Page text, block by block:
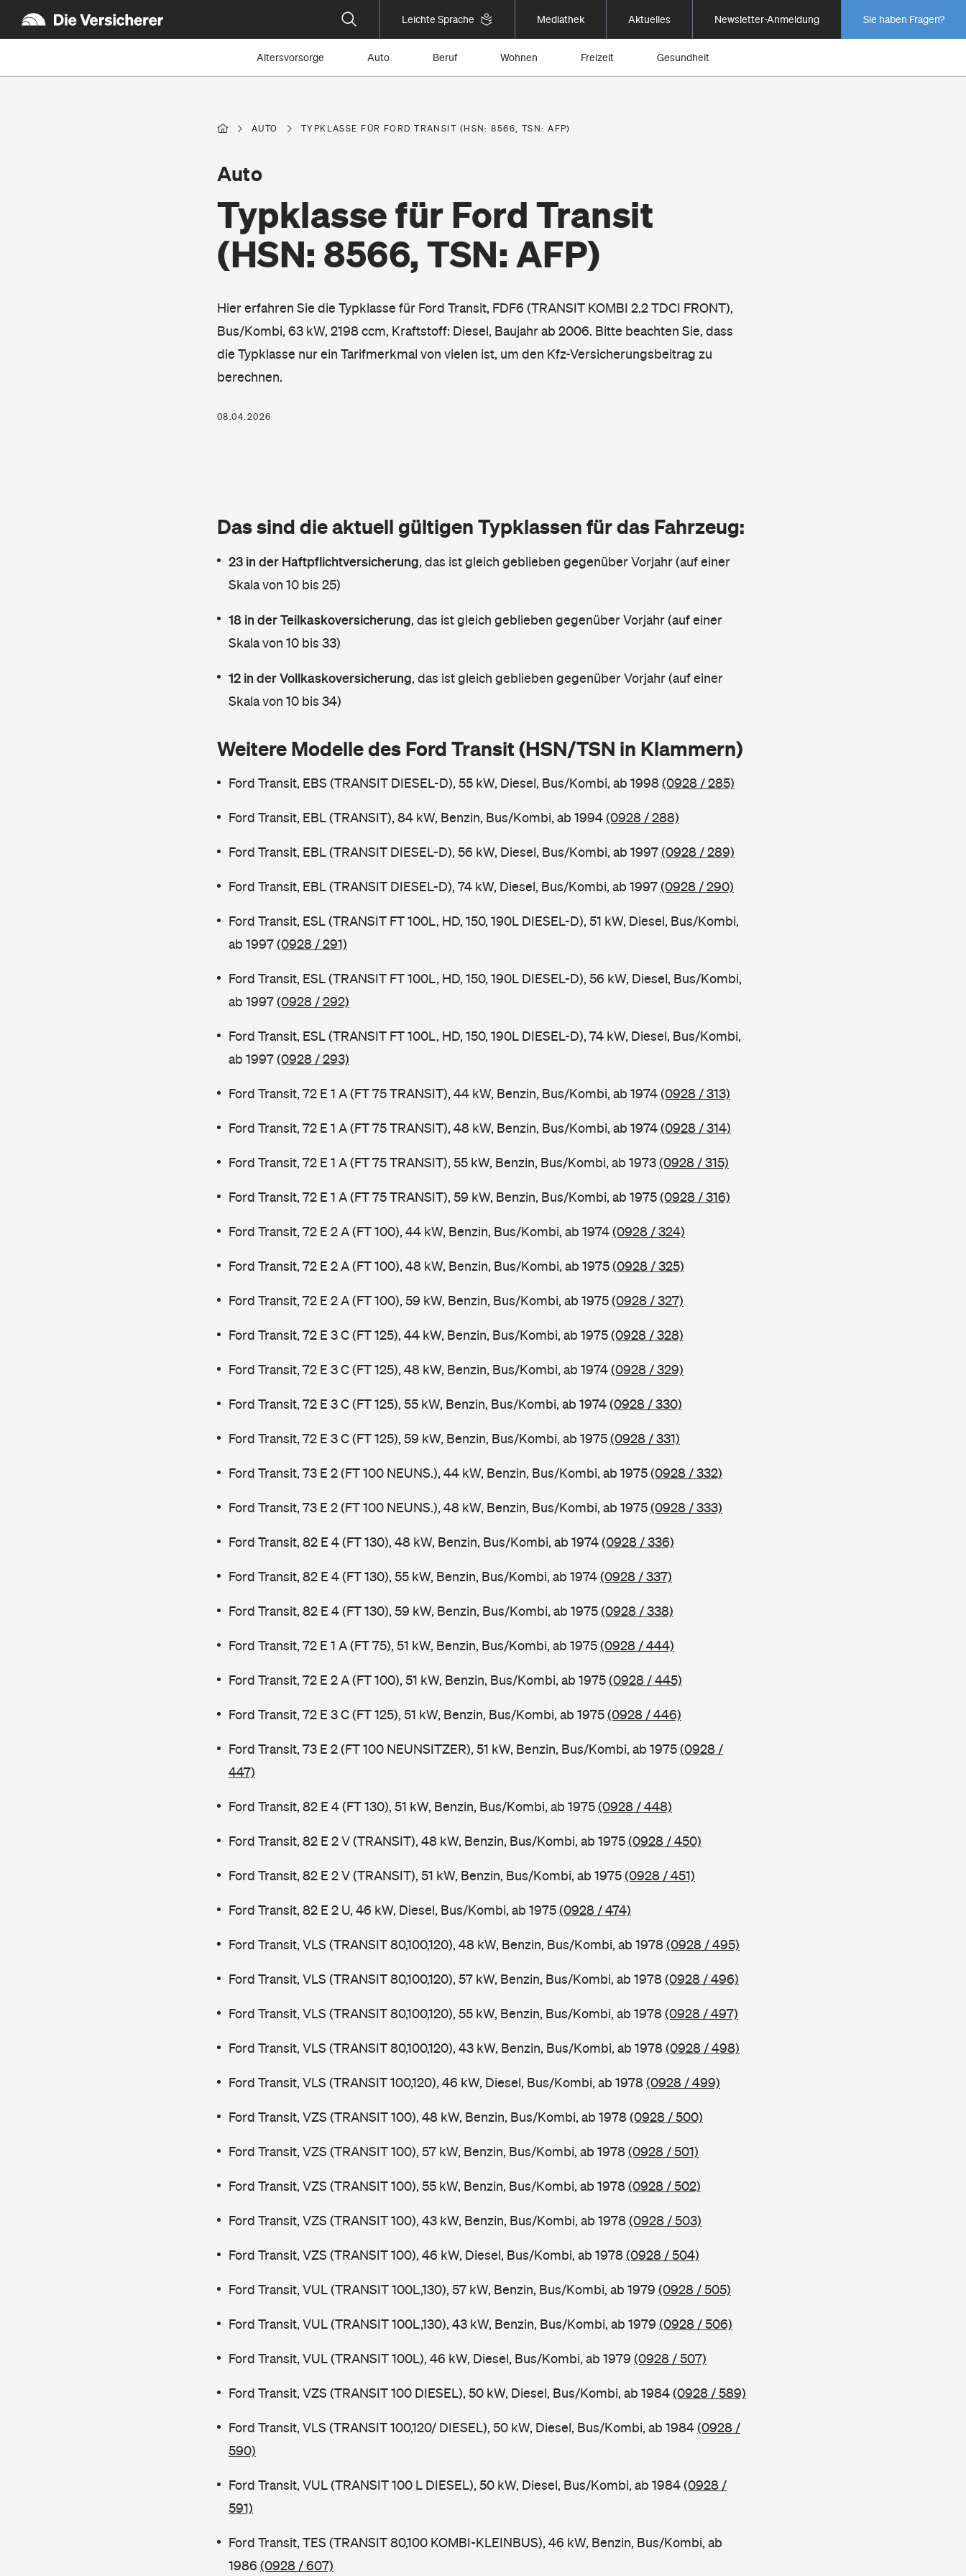
Leichte Sprache Mediathek Aktuelles Newsletter-Anmeldung Sie haben Fragen?
Altersvorsorge Auto Beruf Wohnen Freizeit Gesundheit
AUTO TYPKLASSE FÜR FORD TRANSIT (HSN: 8566, TSN: AFP)
Typklasse für Ford Transit
(HSN: 8566, TSN: AFP)
Auto
Hier erfahren Sie die Typklasse für Ford Transit, FDF6 (TRANSIT KOMBI 2.2 TDCI FRONT),
Bus/Kombi, 63 kW, 2198 ccm, Kraftstoff: Diesel, Baujahr ab 2006. Bitte beachten Sie, dass
die Typklasse nur ein Tarifmerkmal von vielen ist, um den Kfz-Versicherungsbeitrag zu
berechnen.
08.04.2026
Das sind die aktuell gültigen Typklassen für das Fahrzeug:
23 in der Haftpflichtversicherung, das ist gleich geblieben gegenüber Vorjahr (auf einer
Skala von 10 bis 25)
18 in der Teilkaskoversicherung, das ist gleich geblieben gegenüber Vorjahr (auf einer
Skala von 10 bis 33)
12 in der Vollkaskoversicherung, das ist gleich geblieben gegenüber Vorjahr (auf einer
Skala von 10 bis 34)
Weitere Modelle des Ford Transit (HSN/TSN in Klammern)
Ford Transit, EBS (TRANSIT DIESEL-D), 55 kW, Diesel, Bus/Kombi, ab 1998(0928 / 285)
Ford Transit, EBL (TRANSIT), 84 kW, Benzin, Bus/Kombi, ab 1994(0928 / 288)
Ford Transit, EBL (TRANSIT DIESEL-D), 56 kW, Diesel, Bus/Kombi, ab 1997(0928 / 289)
Ford Transit, EBL (TRANSIT DIESEL-D), 74 kW, Diesel, Bus/Kombi, ab 1997(0928 / 290)
Ford Transit, ESL (TRANSIT FT 100L, HD, 150, 190L DIESEL-D), 51 kW, Diesel, Bus/Kombi,
ab 1997(0928 / 291)
Ford Transit, ESL (TRANSIT FT 100L, HD, 150, 190L DIESEL-D), 56 kW, Diesel, Bus/Kombi,
ab 1997(0928 / 292)
Ford Transit, ESL (TRANSIT FT 100L, HD, 150, 190L DIESEL-D), 74 kW, Diesel, Bus/Kombi,
ab 1997(0928 / 293)
Ford Transit, 72 E 1 A (FT 75 TRANSIT), 44 kW, Benzin, Bus/Kombi, ab 1974(0928 / 313)
Ford Transit, 72 E 1 A (FT 75 TRANSIT), 48 kW, Benzin, Bus/Kombi, ab 1974(0928 / 314)
Ford Transit, 72 E 1 A (FT 75 TRANSIT), 55 kW, Benzin, Bus/Kombi, ab 1973(0928 / 315)
Ford Transit, 72 E 1 A (FT 75 TRANSIT), 59 kW, Benzin, Bus/Kombi, ab 1975(0928 / 316)
Ford Transit, 72 E 2 A (FT 100), 44 kW, Benzin, Bus/Kombi, ab 1974(0928 / 324)
Ford Transit, 72 E 2 A (FT 100), 48 kW, Benzin, Bus/Kombi, ab 1975(0928 / 325)
Ford Transit, 72 E 2 A (FT 100), 59 kW, Benzin, Bus/Kombi, ab 1975(0928 / 327)
Ford Transit, 72 E 3 C (FT 125), 44 kW, Benzin, Bus/Kombi, ab 1975(0928 / 328)
Ford Transit, 72 E 3 C (FT 125), 48 kW, Benzin, Bus/Kombi, ab 1974(0928 / 329)
Ford Transit, 72 E 3 C (FT 125), 55 kW, Benzin, Bus/Kombi, ab 1974(0928 / 330)
Ford Transit, 72 E 3 C (FT 125), 59 kW, Benzin, Bus/Kombi, ab 1975(0928 / 331)
Ford Transit, 73 E 2 (FT 100 NEUNS.), 44 kW, Benzin, Bus/Kombi, ab 1975(0928 / 332)
Ford Transit, 73 E 2 (FT 100 NEUNS.), 48 kW, Benzin, Bus/Kombi, ab 1975(0928 / 333)
Ford Transit, 82 E 4 (FT 130), 48 kW, Benzin, Bus/Kombi, ab 1974(0928 / 336)
Ford Transit, 82 E 4 (FT 130), 55 kW, Benzin, Bus/Kombi, ab 1974(0928 / 337)
Ford Transit, 82 E 4 (FT 130), 59 kW, Benzin, Bus/Kombi, ab 1975(0928 / 338)
Ford Transit, 72 E 1 A (FT 75), 51 kW, Benzin, Bus/Kombi, ab 1975(0928 / 444)
Ford Transit, 72 E 2 A (FT 100), 51 kW, Benzin, Bus/Kombi, ab 1975(0928 / 445)
Ford Transit, 72 E 3 C (FT 125), 51 kW, Benzin, Bus/Kombi, ab 1975(0928 / 446)
Ford Transit, 73 E 2 (FT 100 NEUNSITZER), 51 kW, Benzin, Bus/Kombi, ab 1975(0928 /
447)
Ford Transit, 82 E 4 (FT 130), 51 kW, Benzin, Bus/Kombi, ab 1975(0928 / 448)
Ford Transit, 82 E 2 V (TRANSIT), 48 kW, Benzin, Bus/Kombi, ab 1975(0928 / 450)
Ford Transit, 82 E 2 V (TRANSIT), 51 kW, Benzin, Bus/Kombi, ab 1975(0928 / 451)
Ford Transit, 82 E 2 U, 46 kW, Diesel, Bus/Kombi, ab 1975(0928 / 474)
Ford Transit, VLS (TRANSIT 80,100,120), 48 kW, Benzin, Bus/Kombi, ab 1978(0928 / 495)
Ford Transit, VLS (TRANSIT 80,100,120), 57 kW, Benzin, Bus/Kombi, ab 1978(0928 / 496)
Ford Transit, VLS (TRANSIT 80,100,120), 55 kW, Benzin, Bus/Kombi, ab 1978(0928 / 497)
Ford Transit, VLS (TRANSIT 80,100,120), 43 kW, Benzin, Bus/Kombi, ab 1978(0928 / 498)
Ford Transit, VLS (TRANSIT 100,120), 46 kW, Diesel, Bus/Kombi, ab 1978(0928 / 499)
Ford Transit, VZS (TRANSIT 100), 48 kW, Benzin, Bus/Kombi, ab 1978(0928 / 500)
Ford Transit, VZS (TRANSIT 100), 57 kW, Benzin, Bus/Kombi, ab 1978(0928 / 501)
Ford Transit, VZS (TRANSIT 100), 55 kW, Benzin, Bus/Kombi, ab 1978(0928 / 502)
Ford Transit, VZS (TRANSIT 100), 43 kW, Benzin, Bus/Kombi, ab 1978(0928 / 503)
Ford Transit, VZS (TRANSIT 100), 46 kW, Diesel, Bus/Kombi, ab 1978(0928 / 504)
Ford Transit, VUL (TRANSIT 100L,130), 57 kW, Benzin, Bus/Kombi, ab 1979 (0928 / 505)
Ford Transit, VUL (TRANSIT 100L,130), 43 kW, Benzin, Bus/Kombi, ab 1979 (0928 / 506)
Ford Transit, VUL (TRANSIT 100L), 46 kW, Diesel, Bus/Kombi, ab 1979 (0928 / 507)
Ford Transit, VZS (TRANSIT 100 DIESEL), 50 kW, Diesel, Bus/Kombi, ab 1984(0928 / 589)
Ford Transit, VLS (TRANSIT 100,120/ DIESEL), 50 kW, Diesel, Bus/Kombi, ab 1984(0928 /
590)
Ford Transit, VUL (TRANSIT 100 L DIESEL), 50 kW, Diesel, Bus/Kombi, ab 1984(0928 /
591)
Ford Transit, TES (TRANSIT 80,100 KOMBI-KLEINBUS), 46 kW, Benzin, Bus/Kombi, ab
1986 (0928 / 607)